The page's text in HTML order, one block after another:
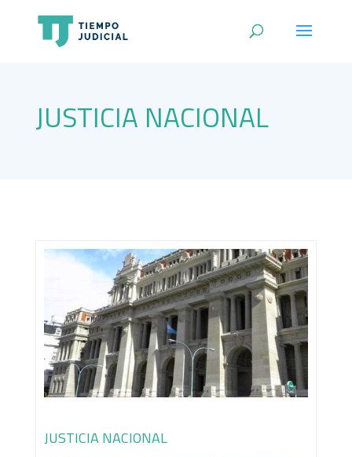
JUSTICIA NACIONAL
JUSTICIA NACIONAL